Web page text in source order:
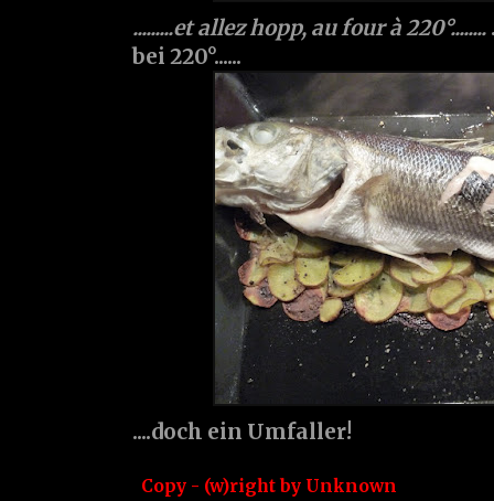
.........et allez hopp, au four à 220°........
bei 220°......
....doch ein Umfaller!
Copy - (w)right by Unknown